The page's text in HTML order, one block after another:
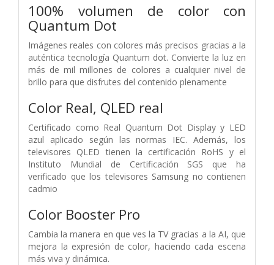
100% volumen de color con
Quantum Dot
Imágenes reales con colores más precisos gracias a la
auténtica tecnología Quantum dot. Convierte la luz en
más de mil millones de colores a cualquier nivel de
brillo para que disfrutes del contenido plenamente
Color Real, QLED real
Certificado como Real Quantum Dot Display y LED
azul aplicado según las normas IEC. Además, los
televisores QLED tienen la certificación RoHS y el
Instituto Mundial de Certificación SGS que ha
verificado que los televisores Samsung no contienen
cadmio
Color Booster Pro
Cambia la manera en que ves la TV gracias a la AI, que
mejora la expresión de color, haciendo cada escena
más viva y dinámica.